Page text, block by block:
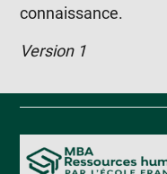
connaissance.
Version 1